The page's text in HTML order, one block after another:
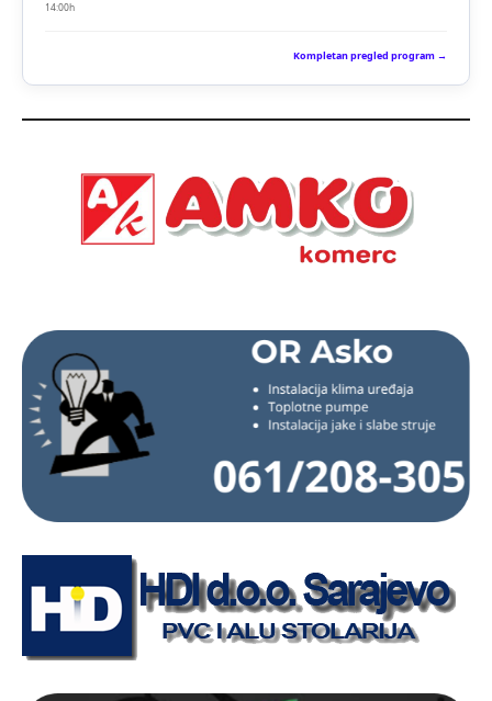
14:00h
Kompletan pregled program →